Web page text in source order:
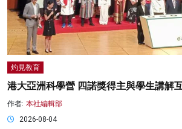
灼見教育
港大亞洲科學營 四諾獎得主與學生講解
作者: 本社編輯部
2026-08-04